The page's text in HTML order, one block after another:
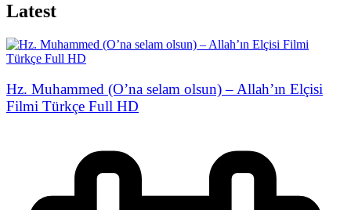
Latest
Hz. Muhammed (O’na selam olsun) – Allah’ın Elçisi
Filmi Türkçe Full HD